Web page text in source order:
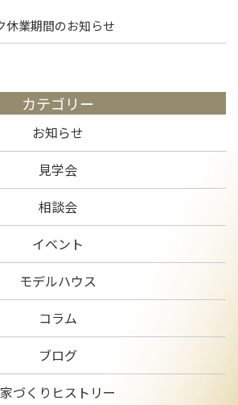
休業期間のお知らせ
カテゴリー
お知らせ
見学会
相談会
イベント
モデルハウス
コラム
ブログ
家づくりヒストリー